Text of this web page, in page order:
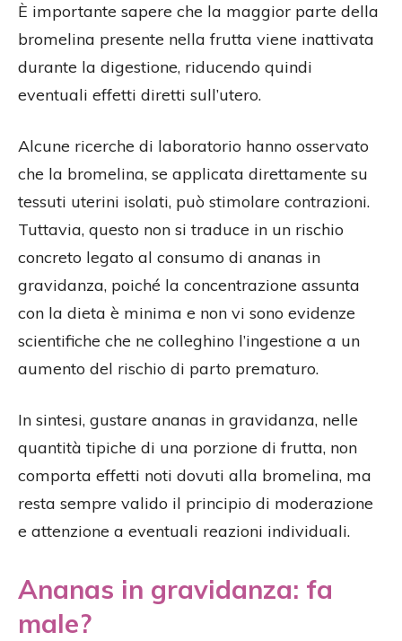
È importante sapere che la maggior parte della
bromelina presente nella frutta viene inattivata
durante la digestione, riducendo quindi
eventuali effetti diretti sull’utero.
Alcune ricerche di laboratorio hanno osservato
che la bromelina, se applicata direttamente su
tessuti uterini isolati, può stimolare contrazioni.
Tuttavia, questo non si traduce in un rischio
concreto legato al consumo di ananas in
gravidanza, poiché la concentrazione assunta
con la dieta è minima e non vi sono evidenze
scientifiche che ne colleghino l’ingestione a un
aumento del rischio di parto prematuro.
In sintesi, gustare ananas in gravidanza, nelle
quantità tipiche di una porzione di frutta, non
comporta effetti noti dovuti alla bromelina, ma
resta sempre valido il principio di moderazione
e attenzione a eventuali reazioni individuali.
Ananas in gravidanza: fa
male?